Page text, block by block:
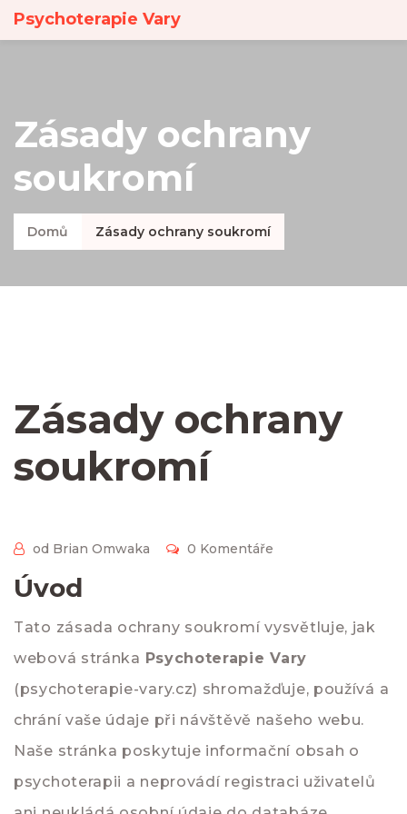
Psychoterapie Vary
Zásady ochrany
soukromí
Domů Zásady ochrany soukromí
Zásady ochrany
soukromí
od Brian Omwaka 0 Komentáře
Úvod
Tato zásada ochrany soukromí vysvětluje, jak
webová stránka Psychoterapie Vary
(psychoterapie-vary.cz) shromažďuje, používá a
chrání vaše údaje při návštěvě našeho webu.
Naše stránka poskytuje informační obsah o
psychoterapii a neprovádí registraci uživatelů